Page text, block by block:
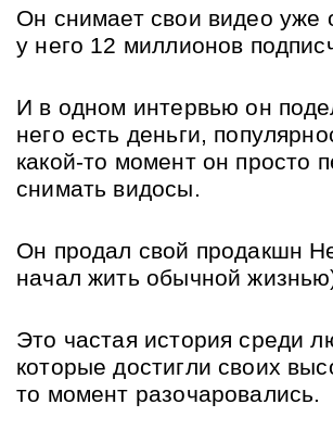
Он снимает свои видео уже
у него 12 миллионов
И в одном интервью он
него есть деньги,
какой-то момент он просто
снимать видосы.
Он продал свой продакшн
начал жить обычной
Это частая история среди
которые достигли своих
то момент разочаровались.